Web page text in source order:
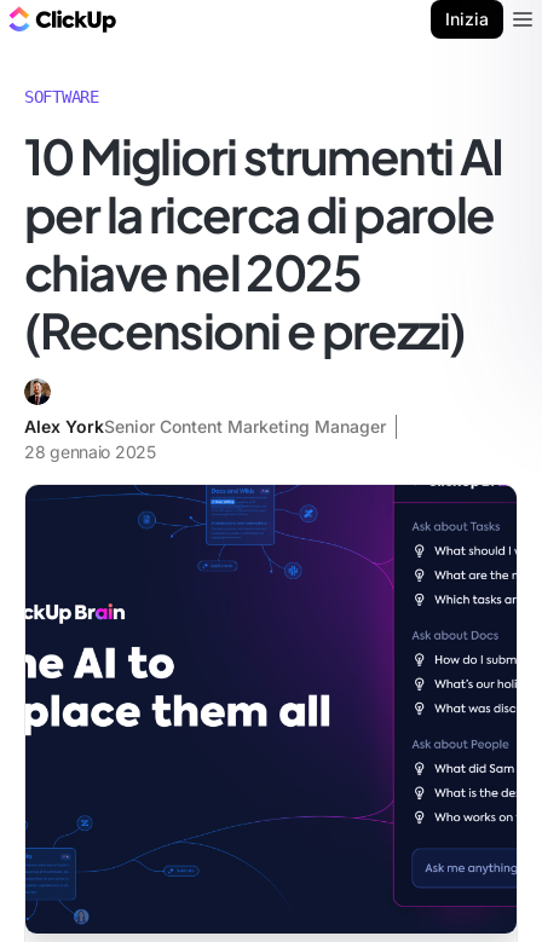
Inizia
SOFTWARE
10 Migliori strumenti AI
per la ricerca di parole
chiave nel 2025
(Recensioni e prezzi)
Alex YorkSenior Content Marketing Manager
28 gennaio 2025